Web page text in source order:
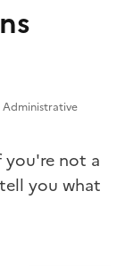
you're not a
you what